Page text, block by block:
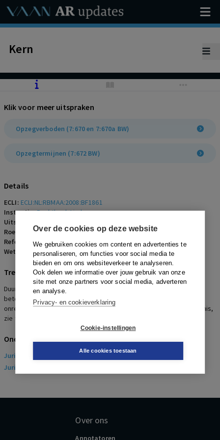
Over de cookies op deze website
We gebruiken cookies om content en advertenties te
personaliseren, om functies voor social media te
bieden en om ons websiteverkeer te analyseren.
Ook delen we informatie over jouw gebruik van onze
site met onze partners voor social media, adverteren
en analyse.
Privacy- en cookieverklaring
Cookie-instellingen
Alle cookies toestaan
Kern
Klik voor meer uitspraken
Opzegverboden (7:670 en 7:670a BW)
Opzegtermijnen (7:672 BW)
Details
ECLI: ECLI:NL:RBMAA:2008:BF1861
Instantie:Rechtbank Limburg
Uitspraakdatum:
Roepnaam:ECLI:NL:RBMAA:2008:BF1861
Referentienummer:AR-2008-0610
Wetsartikelen:7:681 BW ,7:672 BW,7:662 BW
Trefwoorden
Duur dienstverband bij privatisering gemeentelijke dienst en
betekenis Sociaal Statuut, (Te) korte opzegtermijn, Kennelijk
onredelijk ontslag, opzegging in strijd met opzegverbod, eindvonnis,
zie tussenvonnis AR 2008-609
Onderwerpen
Juridisch
> Arbeidsrecht
Juridisch
Over ons
Annotatoren